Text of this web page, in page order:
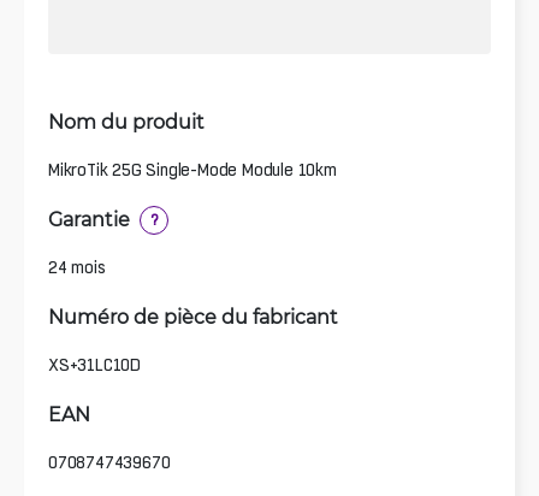
Nom du produit
MikroTik 25G Single-Mode Module 10km
Garantie ?
24 mois
Numéro de pièce du fabricant
XS+31LC10D
EAN
0708747439670